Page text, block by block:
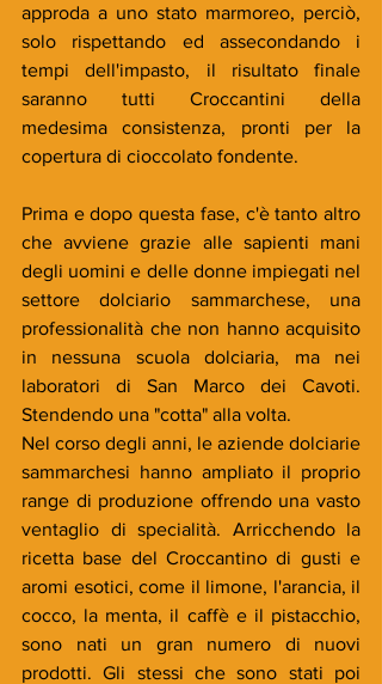
approda a uno stato marmoreo, perciò,
solo rispettando ed assecondando i
tempi dell'impasto, il risultato finale
saranno tutti Croccantini della
medesima consistenza, pronti per la
copertura di cioccolato fondente.
Prima e dopo questa fase, c'è tanto altro
che avviene grazie alle sapienti mani
degli uomini e delle donne impiegati nel
settore dolciario sammarchese, una
professionalità che non hanno acquisito
in nessuna scuola dolciaria, ma nei
laboratori di San Marco dei Cavoti.
Stendendo una "cotta" alla volta.
Nel corso degli anni, le aziende dolciarie
sammarchesi hanno ampliato il proprio
range di produzione offrendo una vasto
ventaglio di specialità. Arricchendo la
ricetta base del Croccantino di gusti e
aromi esotici, come il limone, l'arancia, il
cocco, la menta, il caffè e il pistacchio,
sono nati un gran numero di nuovi
prodotti. Gli stessi che sono stati poi